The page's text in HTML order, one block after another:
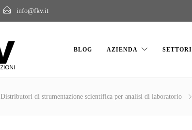
info@fkv.it
BLOG AZIENDA SETTORI
Distributori di strumentazione scientifica per analisi di laboratorio